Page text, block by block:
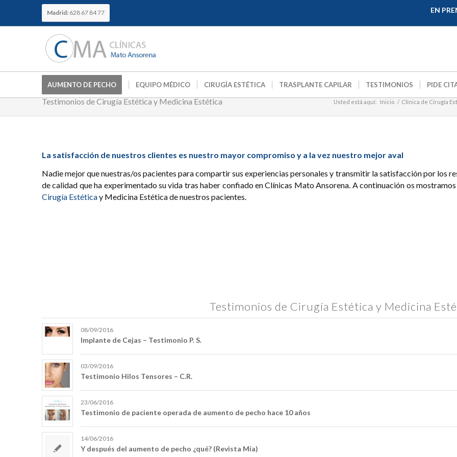
EN
Madrid: 628 67 84 77
AUMENTO DE PECHO EQUIPO MÉDICO CIRUGÍA ESTÉTICA TRASPLANTE CAPILAR TESTIMONIOS PIDE
Testimonios de Cirugía Estética y Medicina Estética Usted está aquí: Inicio / Clínica de Cirugía
La satisfacción de nuestros clientes es nuestro mayor compromiso y a la vez nuestro mejor aval
Nadie mejor que nuestras/os pacientes para compartir sus experiencias personales y transmitir la satisfacción por los
de calidad que ha experimentado su vida tras haber confiado en Clínicas Mato Ansorena. A continuación os
Cirugía Estéticay Medicina Estética de nuestros pacientes.
Testimonios de Cirugía Estética y Medicina
08/09/2016
Implante de Cejas – Testimonio P. S.
03/09/2016
Testimonio Hilos Tensores – C.R.
23/06/2016
Testimonio de paciente operada de aumento de pecho hace 10 años
14/06/2016
Y después del aumento de pecho ¿qué? (Revista Mía)